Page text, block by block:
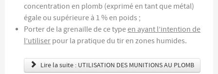
concentration en plomb (exprimé en tant que métal)
égale ou supérieure à 1 % en poids ;
Porter de la grenaille de ce typeen ayant l’intention de
l’utiliser pour la pratique du tir en zones humides.
Lire la suite : UTILISATION DES MUNITIONS AU PLOMB